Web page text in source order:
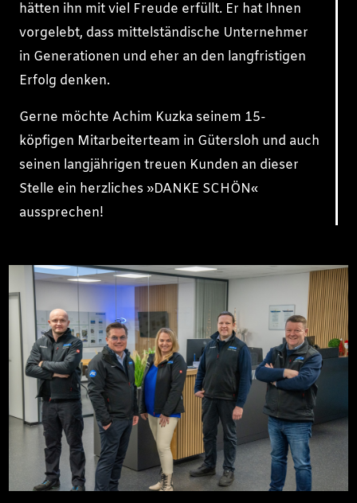
hätten ihn mit viel Freude erfüllt. Er hat Ihnen
vorgelebt, dass mittelständische Unternehmer
in Generationen und eher an den langfristigen
Erfolg denken.
Gerne möchte Achim Kuzka seinem 15-
köpfigen Mitarbeiterteam in Gütersloh und auch
seinen langjährigen treuen Kunden an dieser
Stelle ein herzliches »DANKE SCHÖN«
aussprechen!